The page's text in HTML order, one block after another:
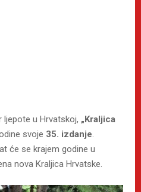
ljepote u Hrvatskoj, „Kraljica
svoje 35. izdanje.
će se krajem godine u
nova Kraljica Hrvatske.